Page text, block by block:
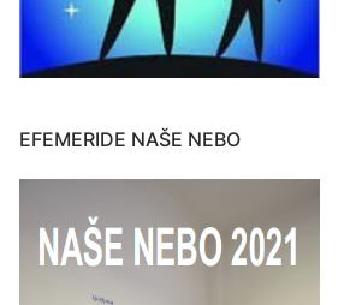
EFEMERIDE NAŠE NEBO